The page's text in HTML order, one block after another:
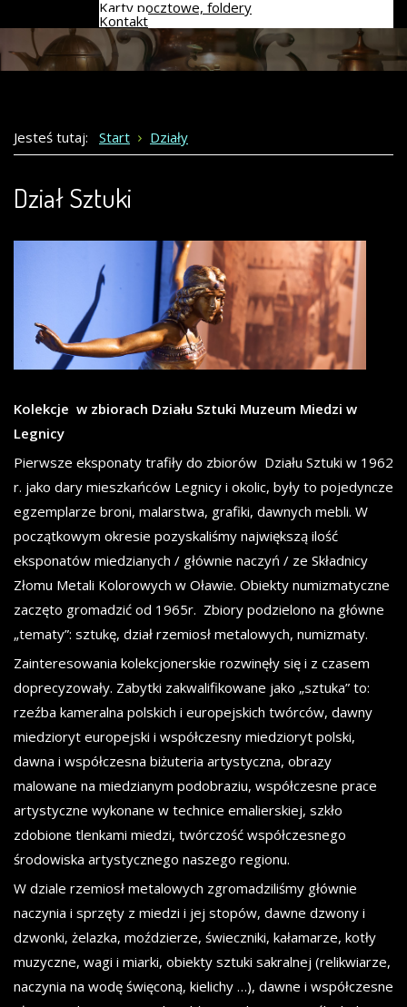
Karty pocztowe, foldery
Kontakt
Jesteś tutaj: Start Działy
Dział Sztuki
Kolekcje w zbiorach Działu Sztuki Muzeum Miedzi w
Legnicy
Pierwsze eksponaty trafiły do zbiorów Działu Sztuki w 1962
r. jako dary mieszkańców Legnicy i okolic, były to pojedyncze
egzemplarze broni, malarstwa, grafiki, dawnych mebli. W
początkowym okresie pozyskaliśmy największą ilość
eksponatów miedzianych / głównie naczyń / ze Składnicy
Złomu Metali Kolorowych w Oławie. Obiekty numizmatyczne
zaczęto gromadzić od 1965r. Zbiory podzielono na główne
„tematy”: sztukę, dział rzemiosł metalowych, numizmaty.
Zainteresowania kolekcjonerskie rozwinęły się i z czasem
doprecyzowały. Zabytki zakwalifikowane jako „sztuka” to:
rzeźba kameralna polskich i europejskich twórców, dawny
miedzioryt europejski i współczesny miedzioryt polski,
dawna i współczesna biżuteria artystyczna, obrazy
malowane na miedzianym podobraziu, współczesne prace
artystyczne wykonane w technice emalierskiej, szkło
zdobione tlenkami miedzi, twórczość współczesnego
środowiska artystycznego naszego regionu.
W dziale rzemiosł metalowych zgromadziliśmy głównie
naczynia i sprzęty z miedzi i jej stopów, dawne dzwony i
dzwonki, żelazka, moździerze, świeczniki, kałamarze, kotły
muzyczne, wagi i miarki, obiekty sztuki sakralnej (relikwiarze,
naczynia na wodę święconą, kielichy …), dawne i współczesne